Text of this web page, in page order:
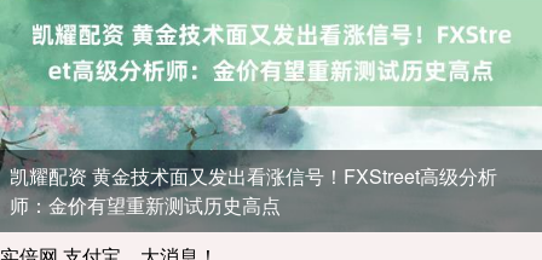
凯耀配资 黄金技术面又发出看涨信号！FXStreet高级分析
师：金价有望重新测试历史高点